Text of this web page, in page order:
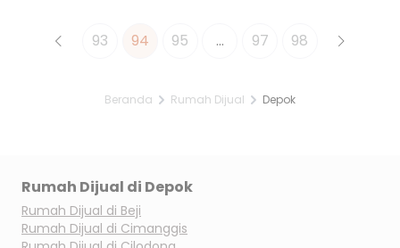
93 94 95 ... 97 98
Beranda Rumah Dijual Depok
Rumah Dijual di Depok
Rumah Dijual di Beji
Rumah Dijual di Cimanggis